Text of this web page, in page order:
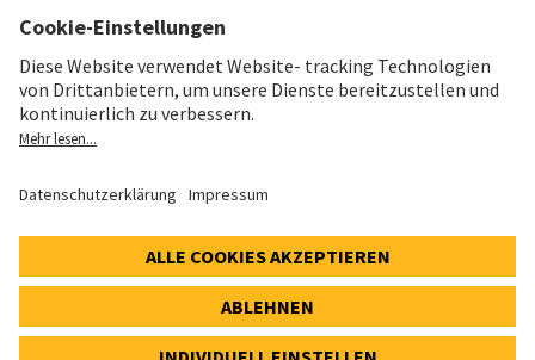
Impressum
Datenschutz
Cookie- und Social-Media-Richtlinie
© 2026 Implenia Schweiz AG IMPACT